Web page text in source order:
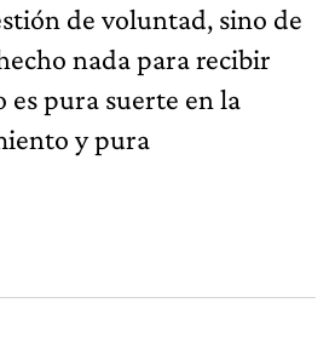
de voluntad, sino de
nada para recibir
es pura suerte en la
y pura